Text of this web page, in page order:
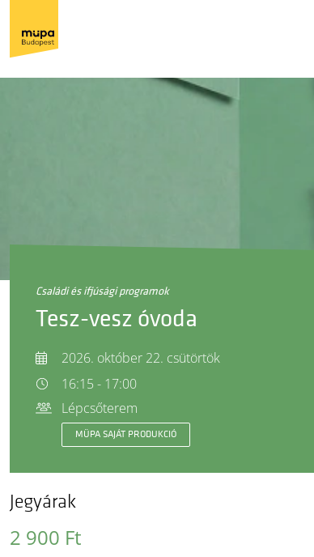
családi és ifjúsági programok
Tesz-vesz óvoda
2026. október 22. csütörtök
16:15 - 17:00
Lépcsőterem
MÜPA SAJÁT PRODUKCIÓ
Jegyárak
2 900 Ft